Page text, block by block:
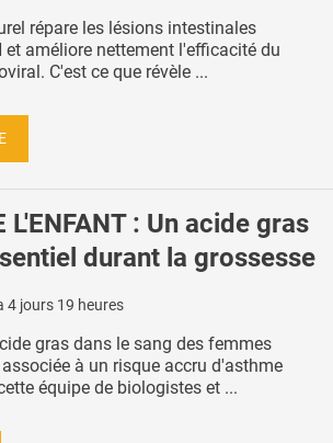
répare les lésions intestinales
et améliore nettement l'efficacité du
C'est ce que révèle ...
L'ENFANT : Un acide gras
durant la grossesse
4 jours 19 heures
gras dans le sang des femmes
à un risque accru d'asthme
équipe de biologistes et ...